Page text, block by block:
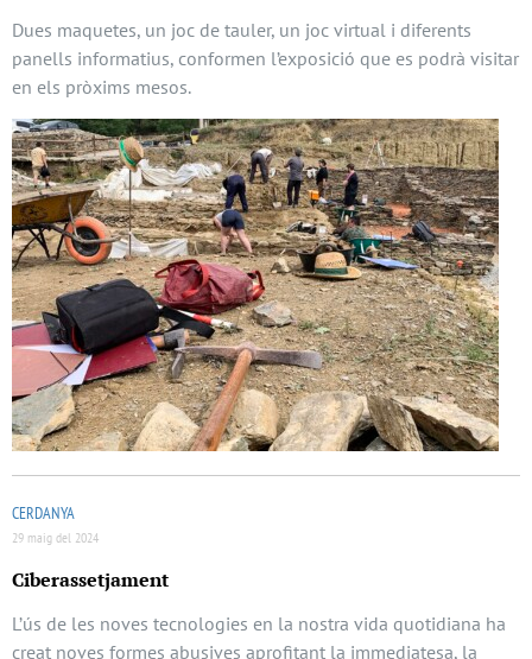
Dues maquetes, un joc de tauler, un joc virtual i diferents
panells informatius, conformen l’exposició que es podrà visitar
en els pròxims mesos.
CERDANYA
29 maig del 2024
Ciberassetjament
L’ús de les noves tecnologies en la nostra vida quotidiana ha
creat noves formes abusives aprofitant la immediatesa, la